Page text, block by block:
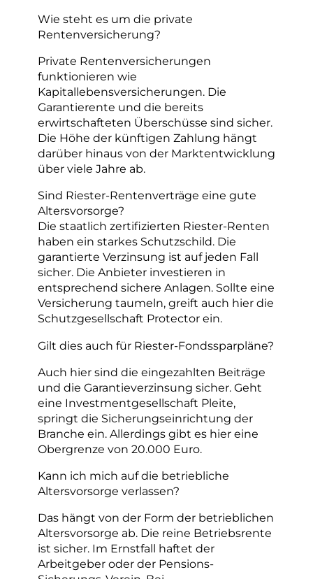
Wie steht es um die private
Rentenversicherung?
Private Rentenversicherungen
funktionieren wie
Kapitallebensversicherungen. Die
Garantierente und die bereits
erwirtschafteten Überschüsse sind sicher.
Die Höhe der künftigen Zahlung hängt
darüber hinaus von der Marktentwicklung
über viele Jahre ab.
Sind Riester-Rentenverträge eine gute
Altersvorsorge?
Die staatlich zertifizierten Riester-Renten
haben ein starkes Schutzschild. Die
garantierte Verzinsung ist auf jeden Fall
sicher. Die Anbieter investieren in
entsprechend sichere Anlagen. Sollte eine
Versicherung taumeln, greift auch hier die
Schutzgesellschaft Protector ein.
Gilt dies auch für Riester-Fondssparpläne?
Auch hier sind die eingezahlten Beiträge
und die Garantieverzinsung sicher. Geht
eine Investmentgesellschaft Pleite,
springt die Sicherungseinrichtung der
Branche ein. Allerdings gibt es hier eine
Obergrenze von 20.000 Euro.
Kann ich mich auf die betriebliche
Altersvorsorge verlassen?
Das hängt von der Form der betrieblichen
Altersvorsorge ab. Die reine Betriebsrente
ist sicher. Im Ernstfall haftet der
Arbeitgeber oder der Pensions-